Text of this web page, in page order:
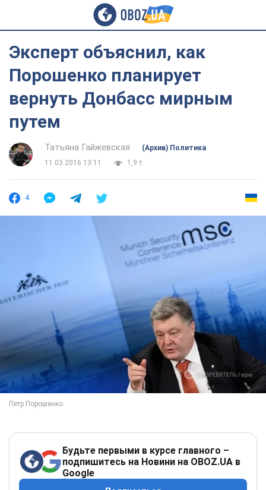
Эксперт объяснил, как
Порошенко планирует
вернуть Донбасс мирным
путем
Татьяна Гайжевская
(Архив) Политика
11.03.2016 13:11
1,9 т.
4
Будьте первыми в курсе главного –
подпишитесь на Новини на OBOZ.UA в
Google